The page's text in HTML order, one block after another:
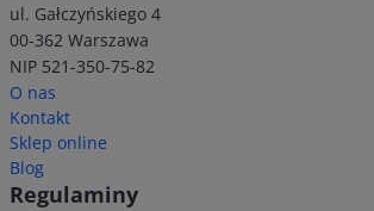
ul. Gałczyńskiego 4
00-362 Warszawa
NIP 521-350-75-82
O nas
Kontakt
Sklep online
Blog
Regulaminy